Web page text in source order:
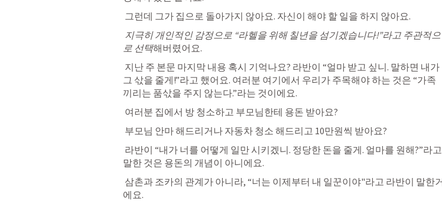
그런데 그가 집으로 돌아가지 않아요. 자신이 해야 할 일을 하지 않아요.
지극히 개인적인 감정으로 “라헬을 위해 칠년을 섬기겠습니다!”라고 주관적으
로 선택해버렸어요.
그 삯을 줄게!”라고 했어요. 여러분 여기에서 우리가 주목해야 하는 것은 “가족
끼리는 품삯을 주지 않는다.”라는 것이에요.
여러분 집에서 방 청소하고 부모님한테 용돈 받아요?
부모님 안마 해드리거나 자동차 청소 해드리고 10만원씩 받아요?
라반이 “내가 너를 어떻게 일만 시키겠니. 정당한 돈을 줄게. 얼마를 원해?”라고
말한 것은 용돈의 개념이 아니에요.
에요.